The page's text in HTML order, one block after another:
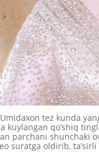
tez kunda
kuylangan qo’shiq
parchani shunchaki
suratga oldirib, ta’sirli